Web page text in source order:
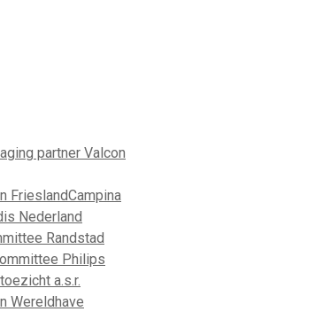
partner Valcon
FrieslandCampina
Nederland
Randstad
Philips
a.s.r.
Wereldhave